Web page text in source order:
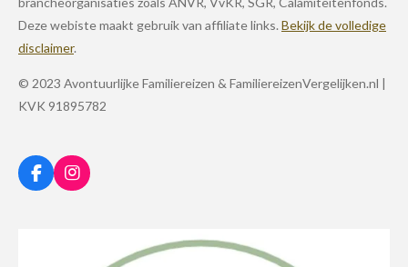
Deze webiste maakt gebruik van affiliate links. Bekijk de volledige
disclaimer.
© 2023 Avontuurlijke Familiereizen & FamiliereizenVergelijken.nl |
KVK 91895782
F
a
I
n